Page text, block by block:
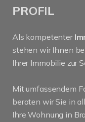
PROFIL
Als kompetenter
stehen wir Ihnen
Ihrer Immobilie zur
Mit umfassendem
beraten wir Sie in
Ihre Wohnung in